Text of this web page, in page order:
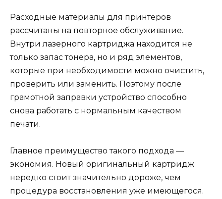
Расходные материалы для принтеров
рассчитаны на повторное обслуживание.
Внутри лазерного картриджа находится не
только запас тонера, но и ряд элементов,
которые при необходимости можно очистить,
проверить или заменить. Поэтому после
грамотной заправки устройство способно
снова работать с нормальным качеством
печати.
Главное преимущество такого подхода —
экономия. Новый оригинальный картридж
нередко стоит значительно дороже, чем
процедура восстановления уже имеющегося.